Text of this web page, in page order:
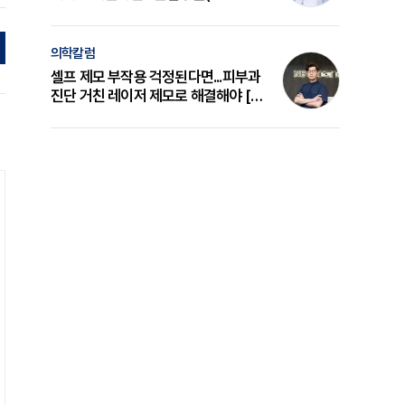
의학칼럼
셀프 제모 부작용 걱정된다면...피부과
진단 거친 레이저 제모로 해결해야 [변